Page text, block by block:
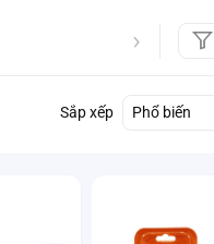
Sắp xếp Phổ biến